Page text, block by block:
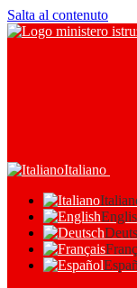
Salta al contenuto
Italiano